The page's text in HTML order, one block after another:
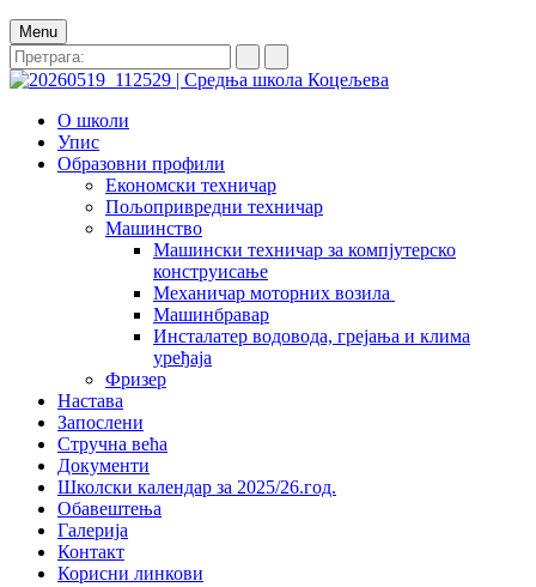
Menu
О школи
Упис
Образовни профили
Економски техничар
Пољопривредни техничар
Машинство
Машински техничар за компјутерско
конструисање
Механичар моторних возила
Машинбравар
Инсталатер водовода, грејања и клима
уређаја
Фризер
Настава
Запослени
Стручна већа
Документи
Школски календар за 2025/26.год.
Обавештења
Галерија
Контакт
Корисни линкови